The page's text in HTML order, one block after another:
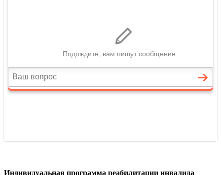
Индивидуальная программа реабилитации инвалида